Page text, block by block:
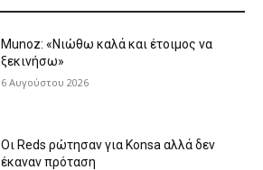
Munoz: «Νιώθω καλά και έτοιμος να
ξεκινήσω»
6 Αυγούστου 2026
Οι Reds ρώτησαν για Konsa αλλά δεν
έκαναν πρόταση